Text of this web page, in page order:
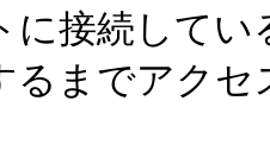
に接続して
るまでアク